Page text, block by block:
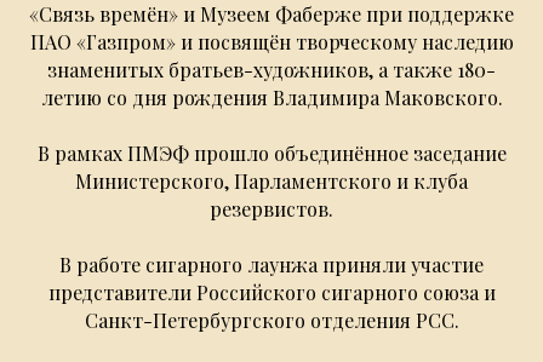
«Связь времён» и Музеем Фаберже при поддержке
ПАО «Газпром» и посвящён творческому наследию
знаменитых братьев-художников, а также 180-
летию со дня рождения Владимира Маковского.
В рамках ПМЭФ прошло объединённое заседание
Министерского, Парламентского и клуба
резервистов.
В работе сигарного лаунжа приняли участие
представители Российского сигарного союза и
Санкт-Петербургского отделения РСС.